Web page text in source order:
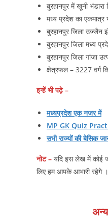
बुरहानपुर में खूनी
मध्य प्रदेश का एकमात्र
बुरहानपुर जिला उज्जैन
बुरहानपुर जिला मध्य
बुरहानपुर जिला गांजा
क्षेत्रफल – 3227 वर्ग
इन्‍हें भी पढ़े –
मध्‍यप्रदेश एक नजर में
MP GK Quiz
सभी राज्‍यों की बेसिक
नोट – यदि इस लेख में कोई
लिए हम आपके आभारी रहेगे